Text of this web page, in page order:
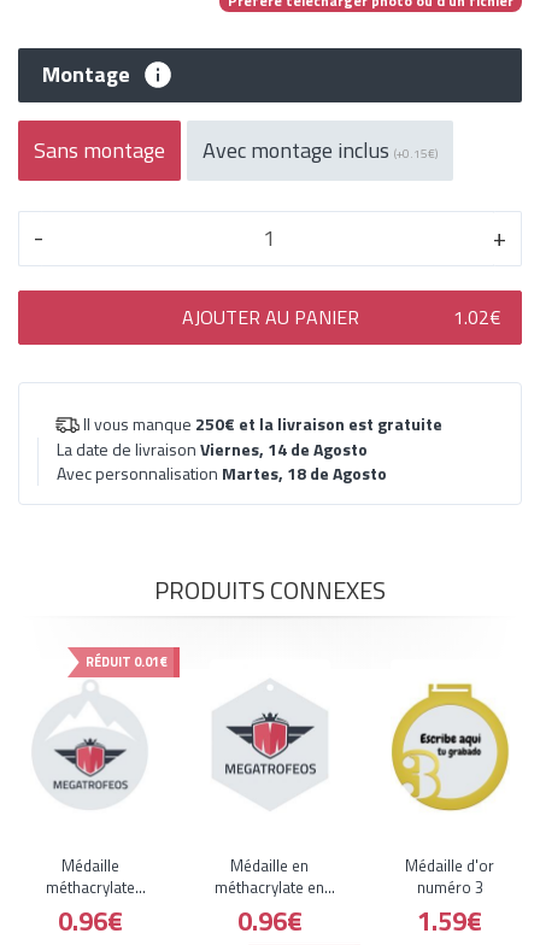
Montage
Sans montage Avec montage inclus (+0.15€)
- +
AJOUTER AU PANIER 1.02€
Il vous manque 250€ et la livraison est gratuite
La date de livraisonViernes, 14 de Agosto
Avec personnalisation Martes, 18 de Agosto
PRODUITS CONNEXES
RÉDUIT 0.01€
Médaille
méthacrylate
montagnes
ajourées
0.96€
Médaille en
méthacrylate en
forme de losange
0.96€
Médaille d'or
numéro 3
1.59€